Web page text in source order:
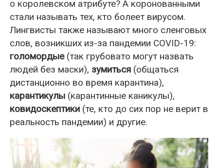
о королевском атрибуте? А коронованными
стали называть тех, кто болеет вирусом.
Лингвисты также называют много сленговых
слов, возникших из-за пандемии COVID-19:
голомордые (так грубовато могут назвать
людей без маски), зумиться (общаться
дистанционно во время карантина),
карантикулы (карантинные каникулы),
ковидоскептики (те, кто до сих пор не верит в
реальность пандемии) и другие.